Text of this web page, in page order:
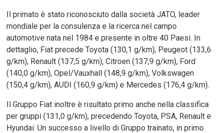
Il primato è stato riconosciuto dalla società JATO, leader
mondiale per la consulenza e la ricerca nel campo
automotive nata nel 1984 e presente in oltre 40 Paesi. In
dettaglio, Fiat precede Toyota (130,1 g/km), Peugeot (133,6
g/km), Renault (137,5 g/km), Citroen (137,9 g/km), Ford
(140,0 g/km), Opel/Vauxhall (148,9 g/km), Volkswagen
(150,4 g/km), AUDI (160,9 g/km) e Mercedes (176,4 g/km).
Il Gruppo Fiat inoltre è risultato primo anche nella classifica
per gruppi (131,0 g/km), precedendo Toyota, PSA, Renault e
Hyundai. Un successo a livello di Gruppo trainato, in primo